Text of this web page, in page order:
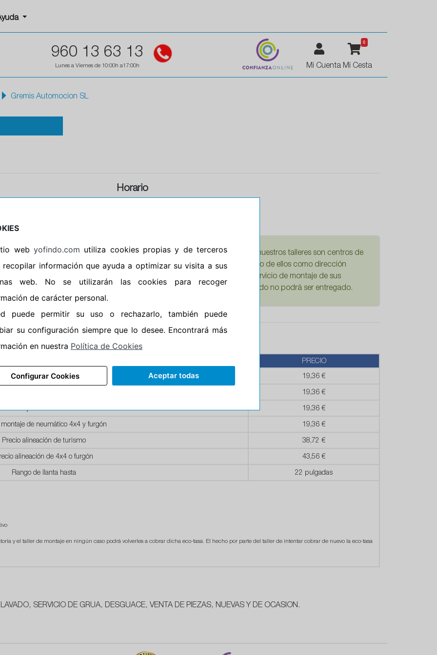
960 13 63 13
Lunes a Viernes de 10:00h a17:00h Mi Cuenta
0
Mi Cesta
Gremis Automocion SL
Horario
Aviso importante:Le recordamos que nuestros talleres son centros de
montaje, no de recogida. Si escoge uno de ellos como dirección
entrega esta acción lleva implícita el servicio de montaje de sus
neumáticos. En caso contrario su pedido no podrá ser entregado.
PRECIO
montaje de llanta de acero 19,36 €
19,36 €
montaje de neumáticos run-flat 19,36 €
montaje de neumático 4x4 y furgón 19,36 €
Precio alineación de turismo 38,72 €
alineación de 4x4 o furgón 43,56 €
Rango de llanta hasta 22 pulgadas
y el taller de montaje en ningún caso podrá volverles a cobrar dicha eco-tasa. El hecho por parte del taller de intentar cobrar de nuevo la eco-tasa
SERVICIO DE GRUA, DESGUACE, VENTA DE PIEZAS, NUEVAS Y DE OCASION.
web yofindo.com utiliza cookies propias y de terceros
recopilar información que ayuda a optimizar su visita a sus
web. No se utilizarán las cookies para recoger
de carácter personal.
puede permitir su uso o rechazarlo, también puede
su configuración siempre que lo desee. Encontrará más
en nuestra Política de Cookies
Configurar Cookies Aceptar todas